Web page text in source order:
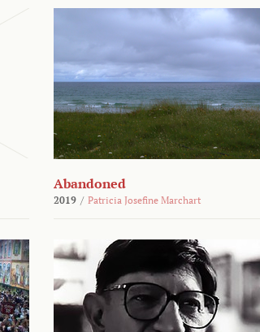
Abandoned
2019 / Patricia Josefine Marchart